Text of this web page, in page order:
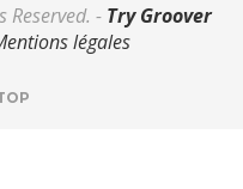
Reserved. - Try Groover
légales